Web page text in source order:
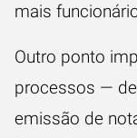
mais
Outro ponto
processos —
emissão de